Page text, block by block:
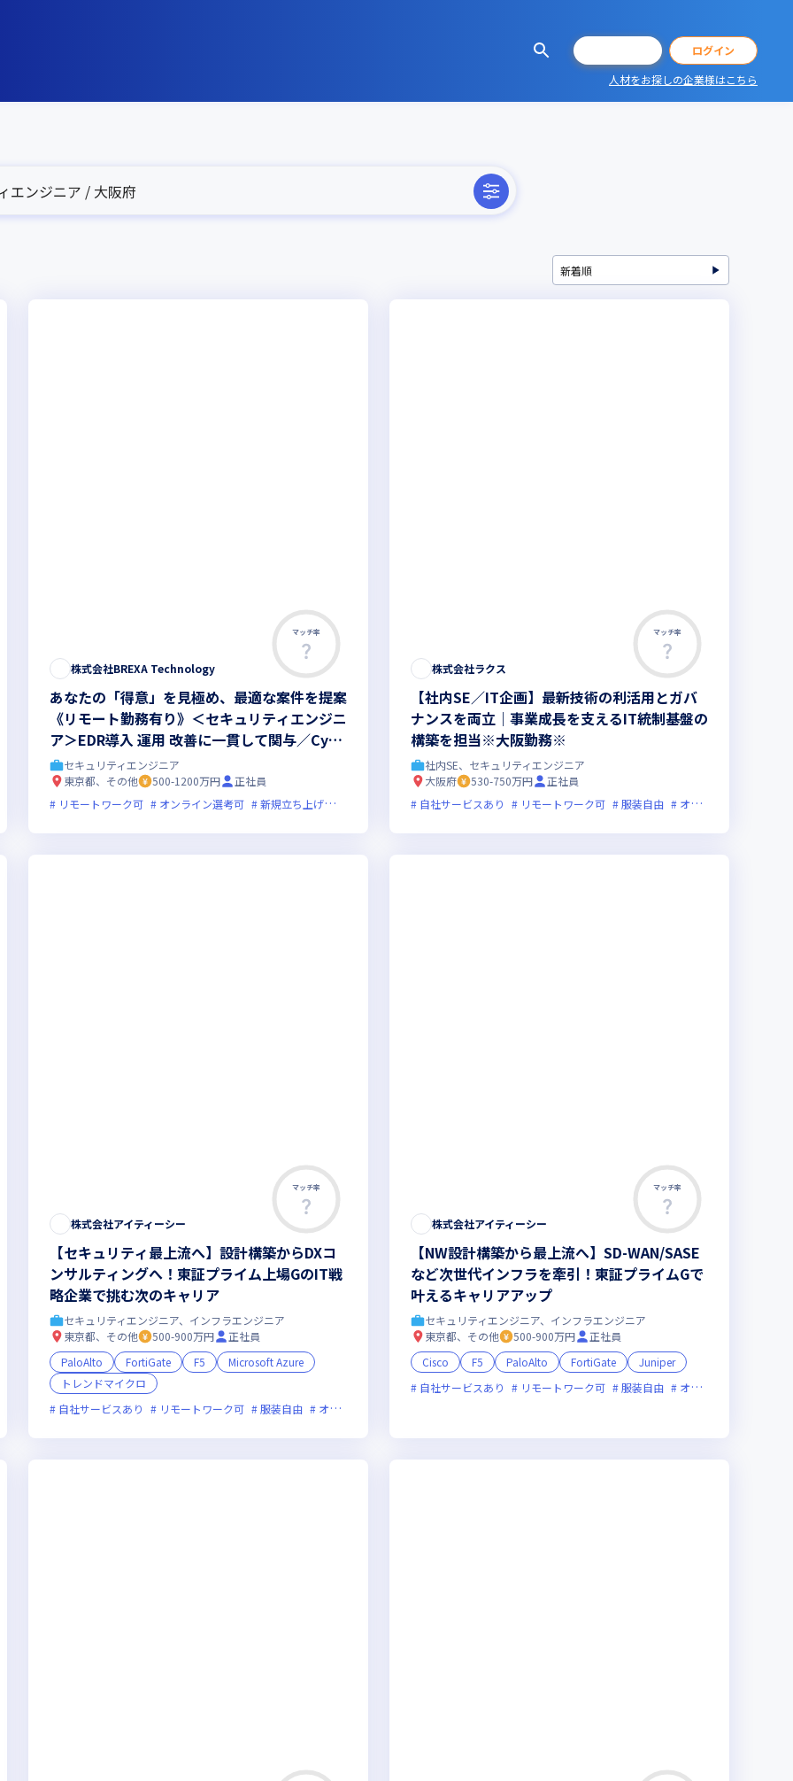
ログイン
人材をお探しの企業様はこちら
エンジニア / 大阪府
マッチ率
株式会社BREXA Technology
あなたの「得意」を見極め、最適な案件を提案
《リモート勤務有り》＜セキュリティエンジニ
ア＞EDR導入 運用 改善に一貫して関与／Cybe
reason認定資格で市場価値を上げる／上流へ
成長可能／年収1000万可／残業平均10.67h
セキュリティエンジニア
東京都、その他
500-1200万円
正社員
リモートワーク可
オンライン選考可 新規立ち上げ 新技術に積極的 残業月20時間未満 女性エンジニアが活躍中
マッチ率
株式会社ラクス
【社内SE／IT企画】最新技術の利活用とガバ
ナンスを両立｜事業成長を支えるIT統制基盤の
構築を担当※大阪勤務※
社内SE、セキュリティエンジニア
大阪府
530-750万円
正社員
自社サービスあり
リモートワーク可 服装自由 オンライン選考可
新技術に積極的 残業月20時間未満 女性エンジニアが活躍中 裁量労働制あり
マッチ率
株式会社アイティーシー
【セキュリティ最上流へ】設計構築からDXコ
ンサルティングへ！東証プライム上場GのIT戦
略企業で挑む次のキャリア
セキュリティエンジニア、インフラエンジニア
東京都、その他
500-900万円
正社員
PaloAlto
FortiGate F5
Microsoft Azure
トレンドマイクロ
自社サービスあり
リモートワーク可 服装自由 オンライン選考可
マッチ率
株式会社アイティーシー
【NW設計構築から最上流へ】SD-WAN/SASE
など次世代インフラを牽引！東証プライムGで
叶えるキャリアアップ
セキュリティエンジニア、インフラエンジニア
東京都、その他
500-900万円
正社員
Cisco
F5 PaloAlto FortiGate
Juniper
自社サービスあり
リモートワーク可 服装自由 オンライン選考可